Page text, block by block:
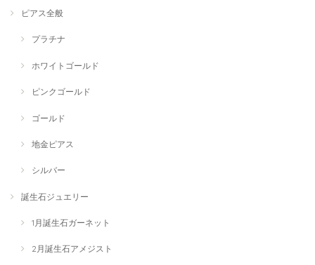
ピアス全般
プラチナ
ホワイトゴールド
ピンクゴールド
ゴールド
地金ピアス
シルバー
誕生石ジュエリー
1月誕生石ガーネット
2月誕生石アメジスト